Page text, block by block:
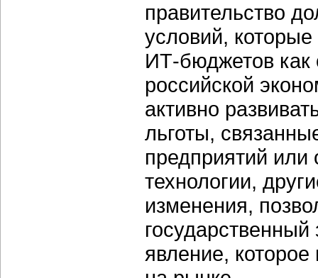
правительство
условий,
ИТ-бюджетов как
российской
активно
льготы,
предприятий
технологии,
изменения,
государственный
явление,